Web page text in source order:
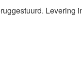
Levering